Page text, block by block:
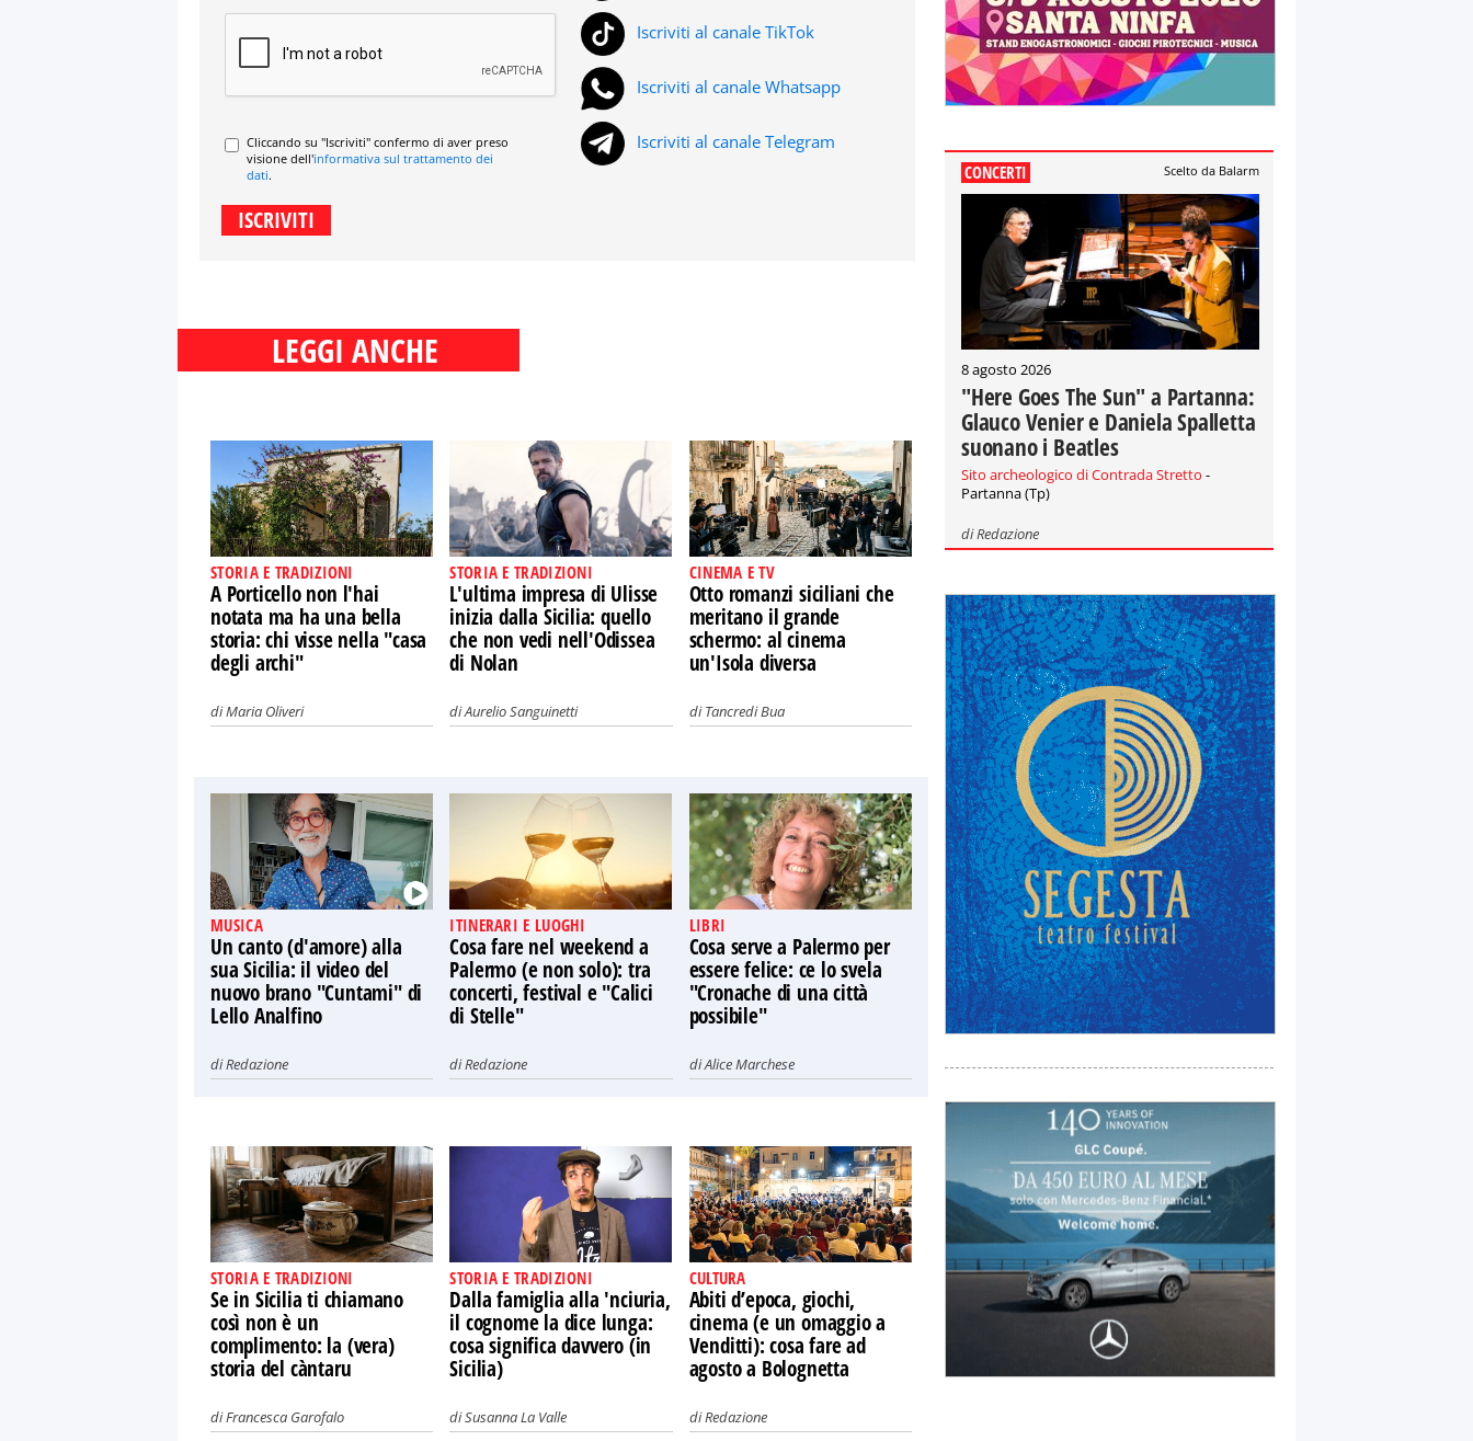
Cliccando su "Iscriviti" confermo di aver preso
visione dell'informativa sul trattamento dei
dati.
Iscriviti al canale TikTok
Iscriviti al canale Whatsapp
Iscriviti al canale Telegram
LEGGI ANCHE
STORIA E TRADIZIONI
A Porticello non l'hai
notata ma ha una bella
storia: chi visse nella "casa
degli archi"
diMaria Oliveri
STORIA E TRADIZIONI
L'ultima impresa di Ulisse
inizia dalla Sicilia: quello
che non vedi nell'Odissea
di Nolan
diAurelio Sanguinetti
CINEMA E TV
Otto romanzi siciliani che
meritano il grande
schermo: al cinema
un'Isola diversa
diTancredi Bua
MUSICA
Un canto (d'amore) alla
sua Sicilia: il video del
nuovo brano "Cuntami" di
Lello Analfino
diRedazione
ITINERARI E LUOGHI
Cosa fare nel weekend a
Palermo (e non solo): tra
concerti, festival e "Calici
di Stelle"
diRedazione
LIBRI
Cosa serve a Palermo per
essere felice: ce lo svela
"Cronache di una città
possibile"
diAlice Marchese
STORIA E TRADIZIONI
Se in Sicilia ti chiamano
così non è un
complimento: la (vera)
storia del càntaru
diFrancesca Garofalo
STORIA E TRADIZIONI
Dalla famiglia alla 'nciuria,
il cognome la dice lunga:
cosa significa davvero (in
Sicilia)
diSusanna La Valle
CULTURA
Abiti d’epoca, giochi,
cinema (e un omaggio a
Venditti): cosa fare ad
agosto a Bolognetta
diRedazione
CONCERTI Scelto da Balarm
8 agosto 2026
"Here Goes The Sun" a Partanna:
Glauco Venier e Daniela Spalletta
suonano i Beatles
Sito archeologico di Contrada Stretto -
Partanna (Tp)
diRedazione